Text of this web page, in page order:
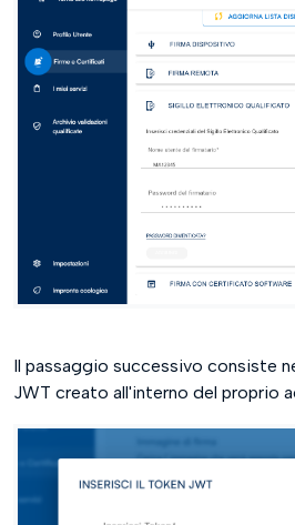
Il passaggio successivo consiste
JWT creato all'interno del proprio